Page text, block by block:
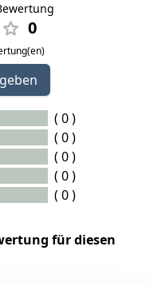
0
( 0 )
( 0 )
( 0 )
( 0 )
( 0 )
für diesen